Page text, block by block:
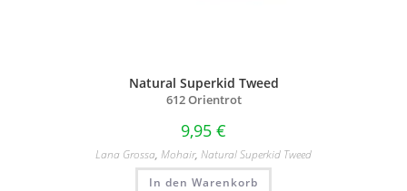
Natural Superkid Tweed
612 Orientrot
9,95 €
Lana Grossa, Mohair, Natural Superkid Tweed
In den Warenkorb